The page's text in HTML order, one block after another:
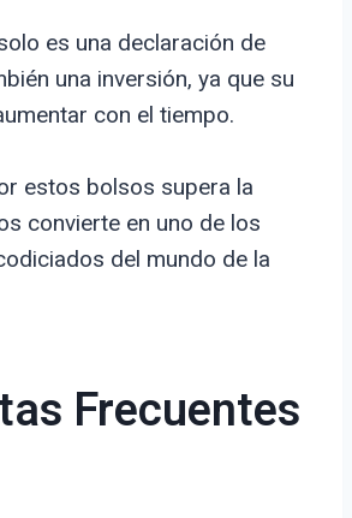
es una declaración de
una inversión, ya que su
con el tiempo.
estos bolsos supera la
convierte en uno de los
del mundo de la
Frecuentes